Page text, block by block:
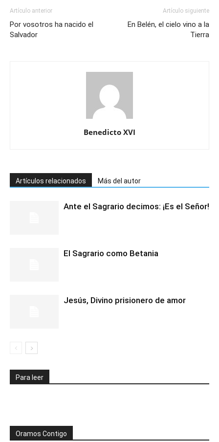
Artículo anterior
Por vosotros ha nacido el
Salvador
Artículo siguiente
En Belén, el cielo vino a la
Tierra
Benedicto XVI
Artículos relacionados Más del autor
Ante el Sagrario decimos: ¡Es el Señor!
El Sagrario como Betania
Jesús, Divino prisionero de amor
Para leer
Oramos Contigo